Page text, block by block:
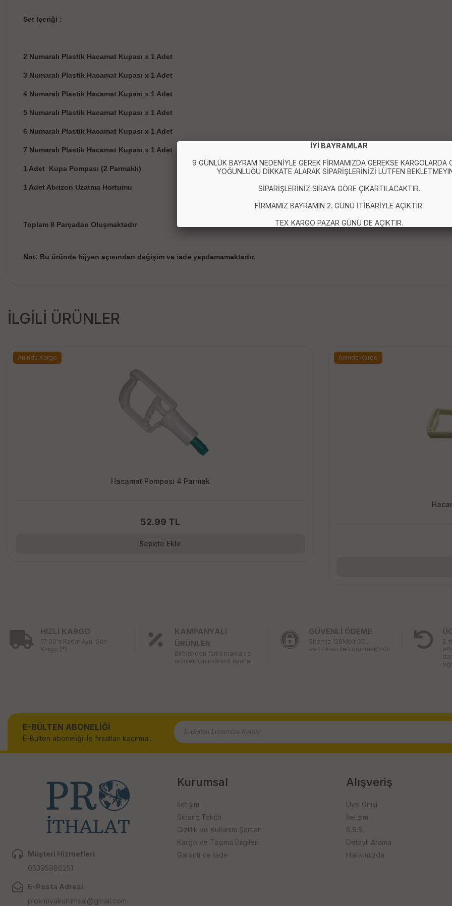
Set İçeriği :
2 Numaralı Plastik Hacamat Kupası x 1 Adet
3 Numaralı Plastik Hacamat Kupası x 1 Adet
4 Numaralı Plastik Hacamat Kupası x 1 Adet
5 Numaralı Plastik Hacamat Kupası x 1 Adet
6 Numaralı Plastik Hacamat Kupası x 1 Adet
7 Numaralı Plastik Hacamat Kupası x 1 Adet
1 Adet Kupa Pompası (2 Parmaklı)
1 Adet Abrizon Uzatma Hortumu
Toplam 8 Parçadan Oluşmaktadır
Not: Bu üründe hijyen açısından değişim ve iade yapılamamaktadır.
İLGİLİ ÜRÜNLER
Hacamat Pompası 4 Parmak
52.99 TL
Anında Kargo
Sepete Ekle
Anında Kargo
HIZLI KARGO
17:00'a Kadar Aynı Gün
Kargo (*)
KAMPANYALI
ÜRÜNLER
Birbirinden farklı marka ve
ürünler için indirimli fiyatlar
GÜVENLİ ÖDEME
Sİtemiz 128Mbit SSL
sertifikası ile korunmaktadır
E-
E-BÜLTEN ABONELİĞİ
E-Bülten aboneliği ile fırsatları kaçırma...
Müşteri Hizmetleri
05395986251
E-Posta Adresi
piokimyakurumsal@gmail.com
Kurumsal
İletişim
Sipariş Takibi
Gizlilik ve Kullanım Şartları
Kargo ve Taşıma Bilgileri
Garanti ve İade
Alışveriş
Üye Girişi
İletişim
S.S.S.
Detaylı Arama
Hakkımızda
İYİ BAYRAMLAR
9 GÜNLÜK BAYRAM NEDENİYLE GEREK FİRMAMIZDA GEREKSE KARGOLARDA
YOĞUNLUĞU DİKKATE ALARAK SİPARİŞLERİNİZİ LÜTFEN
SİPARİŞLERİNİZ SIRAYA GÖRE ÇIKARTILACAKTIR.
FİRMAMIZ BAYRAMIN 2. GÜNÜ İTİBARİYLE AÇIKTIR.
TEX KARGO PAZAR GÜNÜ DE AÇIKTIR.